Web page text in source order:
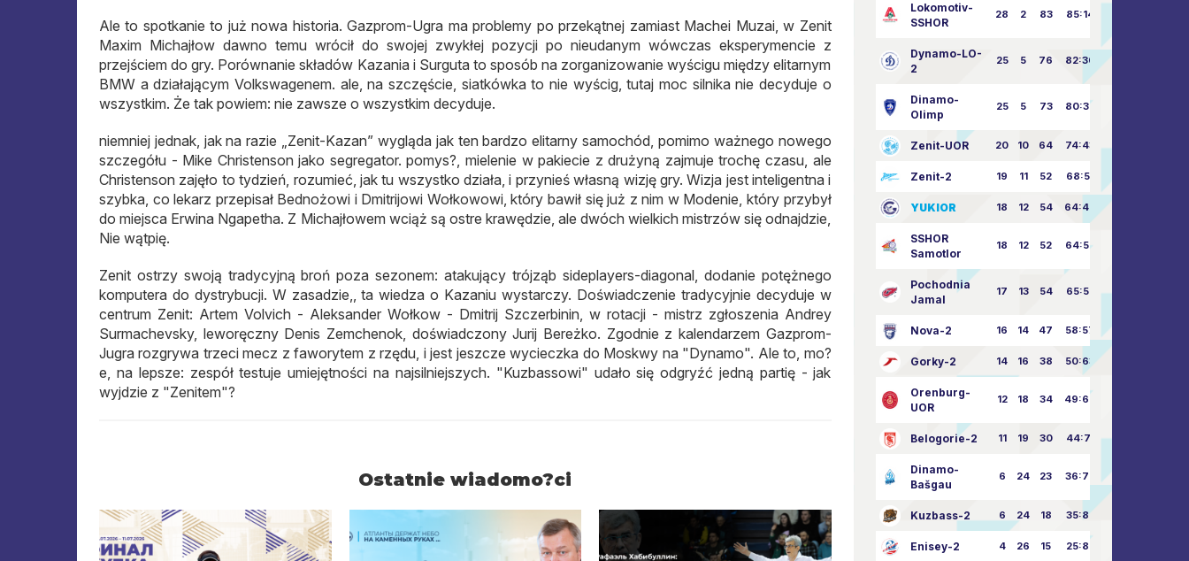
Ale to spotkanie to już nowa historia. Gazprom-Ugra ma problemy po przekątnej zamiast Machei Muzai, w Zenit
Maxim Michajłow dawno temu wrócił do swojej zwykłej pozycji po nieudanym wówczas eksperymencie z
przejściem do gry. Porównanie składów Kazania i Surguta to sposób na zorganizowanie wyścigu między elitarnym
BMW a działającym Volkswagenem. ale, na szczęście, siatkówka to nie wyścig, tutaj moc silnika nie decyduje o
wszystkim. Że tak powiem: nie zawsze o wszystkim decyduje.
niemniej jednak, jak na razie „Zenit-Kazan” wygląda jak ten bardzo elitarny samochód, pomimo ważnego nowego
szczegółu - Mike Christenson jako segregator. pomys?, mielenie w pakiecie z drużyną zajmuje trochę czasu, ale
Christenson zajęło to tydzień, rozumieć, jak tu wszystko działa, i przynieś własną wizję gry. Wizja jest inteligentna i
szybka, co lekarz przepisał Bednożowi i Dmitrijowi Wołkowowi, który bawił się już z nim w Modenie, który przybył
do miejsca Erwina Ngapetha. Z Michajłowem wciąż są ostre krawędzie, ale dwóch wielkich mistrzów się odnajdzie,
Nie wątpię.
Zenit ostrzy swoją tradycyjną broń poza sezonem: atakujący trójząb sideplayers-diagonal, dodanie potężnego
komputera do dystrybucji. W zasadzie,, ta wiedza o Kazaniu wystarczy. Doświadczenie tradycyjnie decyduje w
centrum Zenit: Artem Volvich - Aleksander Wołkow - Dmitrij Szczerbinin, w rotacji - mistrz zgłoszenia Andrey
Surmachevsky, leworęczny Denis Zemchenok, doświadczony Jurij Bereżko. Zgodnie z kalendarzem Gazprom-
Jugra rozgrywa trzeci mecz z faworytem z rzędu, i jest jeszcze wycieczka do Moskwy na "Dynamo". Ale to, mo?
e, na lepsze: zespół testuje umiejętności na najsilniejszych. "Kuzbassowi" udało się odgryźć jedną partię - jak
wyjdzie z "Zenitem"?
Ostatnie wiadomo?ci
Lokomotiv-
SSHOR
28 2 83 85:14
Dynamo-LO-
2
25 5 76 82:30
Dinamo-
Olimp
25 5 73 80:32
Zenit-UOR 20 10 64 74:43
Zenit-2 19 11 52 68:51
YUKIOR 18 12 54 64:46
SSHOR
Samotlor
18 12 52 64:50
Pochodnia
Jamal
17 13 54 65:52
Nova-2 16 14 47 58:57
Gorky-2 14 16 38 50:63
Orenburg-
UOR
12 18 34 49:67
Belogorie-2 11 19 30 44:71
Dinamo-
Bašgau
6 24 23 36:75
Kuzbass-2 6 24 18 35:82
Enisey-2 4 26 15 25:82